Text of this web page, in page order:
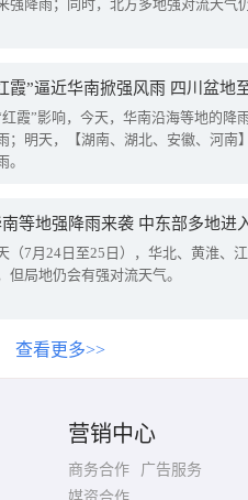
强降雨；同时，北方多地强对流天气
霞”逼近华南掀强风雨 四川盆地
红霞”影响，今天，华南沿海等地的降
；明天，【湖南、湖北、安徽、河南
。
南等地强降雨来袭 中东部多地进
（7月24日至25日），华北、黄淮、
但局地仍会有强对流天气。
查看更多>>
营销中心
商务合作
广告服务